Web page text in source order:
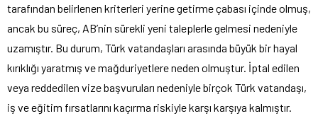
tarafından belirlenen kriterleri yerine getirme çabası içinde olmuş,
ancak bu süreç, AB’nin sürekli yeni taleplerle gelmesi nedeniyle
uzamıştır. Bu durum, Türk vatandaşları arasında büyük bir hayal
kırıklığı yaratmış ve mağduriyetlere neden olmuştur. İptal edilen
veya reddedilen vize başvuruları nedeniyle birçok Türk vatandaşı,
iş ve eğitim fırsatlarını kaçırma riskiyle karşı karşıya kalmıştır.